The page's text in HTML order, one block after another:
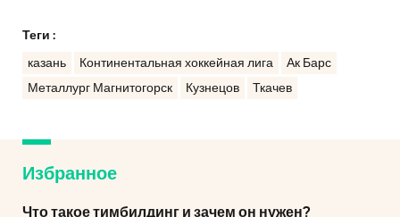
Теги :
казань Континентальная хоккейная лига
Ак Барс
Металлург Магнитогорск
Кузнецов Ткачев
Избранное
Что такое тимбилдинг и зачем он нужен?